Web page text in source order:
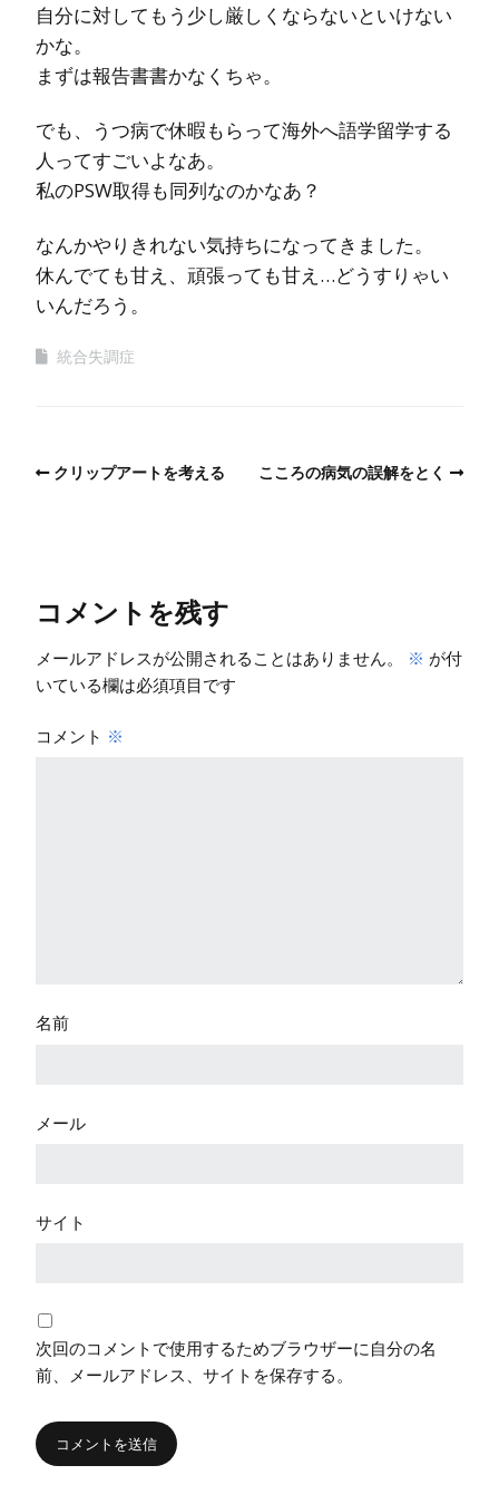
自分に対してもう少し厳しくならないといけない
かな。
まずは報告書書かなくちゃ。
でも、うつ病で休暇もらって海外へ語学留学する
人ってすごいよなあ。
私のPSW取得も同列なのかなあ？
なんかやりきれない気持ちになってきました。
休んでても甘え、頑張っても甘え…どうすりゃい
いんだろう。
統合失調症
クリップアートを考える こころの病気の誤解をとく
コメントを残す
メールアドレスが公開されることはありません。 ※ が付
いている欄は必須項目です
コメント ※
名前
メール
サイト
次回のコメントで使用するためブラウザーに自分の名
前、メールアドレス、サイトを保存する。